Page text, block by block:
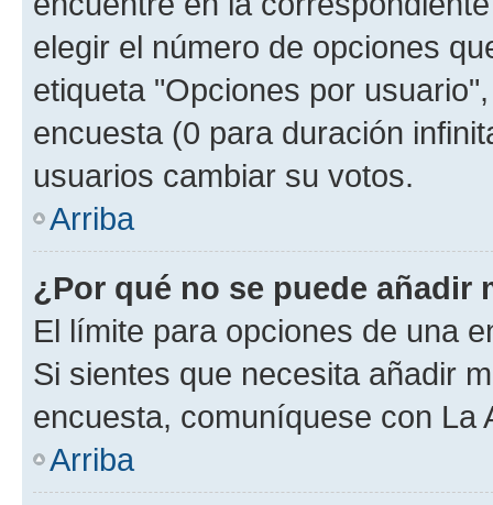
elegir el número de opciones
etiqueta "Opciones por
encuesta (0 para duración
usuarios cambiar su votos.
Arriba
¿Por qué no se puede añadir
El límite para opciones de una
Si sientes que necesita añadir
encuesta, comuníquese con La
Arriba